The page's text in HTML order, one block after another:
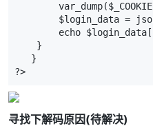
$login_data =
echo
    }
   }
?>
寻找下解码原因(待解决)